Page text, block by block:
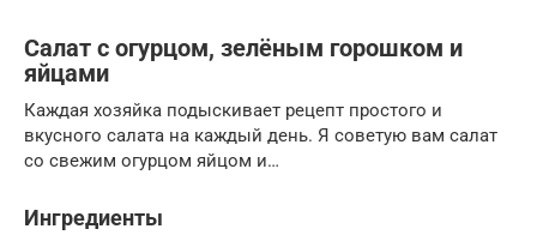
Салат с огурцом, зелёным горошком и
яйцами
Каждая хозяйка подыскивает рецепт простого и
вкусного салата на каждый день. Я советую вам салат
со свежим огурцом яйцом и…
Ингредиенты